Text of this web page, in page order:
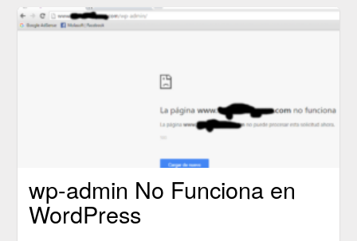
wp-admin No Funciona en
WordPress